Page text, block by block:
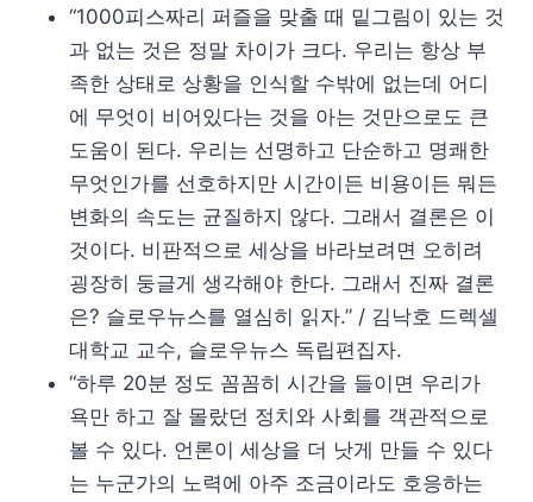
“1000피스짜리 퍼즐을 맞출 때 밑그림이 있는 것
과 없는 것은 정말 차이가 크다. 우리는 항상 부
족한 상태로 상황을 인식할 수밖에 없는데 어디
에 무엇이 비어있다는 것을 아는 것만으로도 큰
도움이 된다. 우리는 선명하고 단순하고 명쾌한
무엇인가를 선호하지만 시간이든 비용이든 뭐든
변화의 속도는 균질하지 않다. 그래서 결론은 이
것이다. 비판적으로 세상을 바라보려면 오히려
굉장히 둥글게 생각해야 한다. 그래서 진짜 결론
은? 슬로우뉴스를 열심히 읽자.” / 김낙호 드렉셀
대학교 교수, 슬로우뉴스 독립편집자.
“하루 20분 정도 꼼꼼히 시간을 들이면 우리가
욕만 하고 잘 몰랐던 정치와 사회를 객관적으로
볼 수 있다. 언론이 세상을 더 낫게 만들 수 있다
는 누군가의 노력에 아주 조금이라도 호응하는